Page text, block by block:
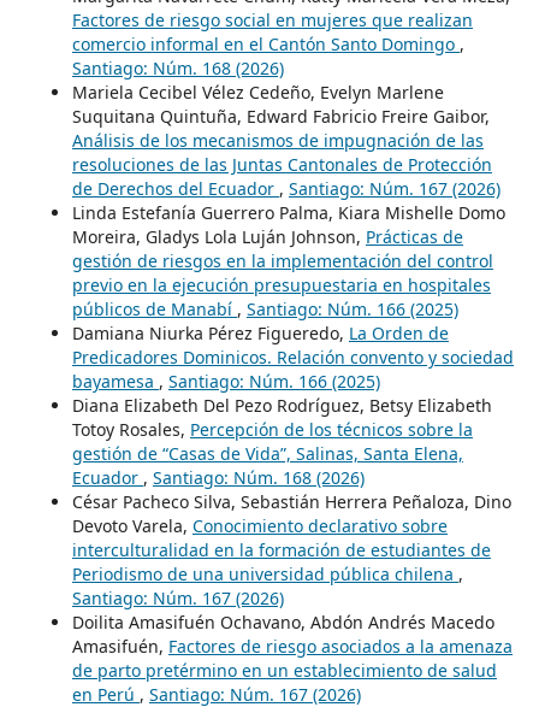
Factores de riesgo social en mujeres que realizan
comercio informal en el Cantón Santo Domingo ,
Santiago: Núm. 168 (2026)
Mariela Cecibel Vélez Cedeño, Evelyn Marlene
Suquitana Quintuña, Edward Fabricio Freire Gaibor,
Análisis de los mecanismos de impugnación de las
resoluciones de las Juntas Cantonales de Protección
de Derechos del Ecuador , Santiago: Núm. 167 (2026)
Linda Estefanía Guerrero Palma, Kiara Mishelle Domo
Moreira, Gladys Lola Luján Johnson, Prácticas de
gestión de riesgos en la implementación del control
previo en la ejecución presupuestaria en hospitales
públicos de Manabí , Santiago: Núm. 166 (2025)
Damiana Niurka Pérez Figueredo, La Orden de
Predicadores Dominicos. Relación convento y sociedad
bayamesa , Santiago: Núm. 166 (2025)
Diana Elizabeth Del Pezo Rodríguez, Betsy Elizabeth
Totoy Rosales, Percepción de los técnicos sobre la
gestión de “Casas de Vida”, Salinas, Santa Elena,
Ecuador , Santiago: Núm. 168 (2026)
César Pacheco Silva, Sebastián Herrera Peñaloza, Dino
Devoto Varela, Conocimiento declarativo sobre
interculturalidad en la formación de estudiantes de
Periodismo de una universidad pública chilena ,
Santiago: Núm. 167 (2026)
Doilita Amasifuén Ochavano, Abdón Andrés Macedo
Amasifuén, Factores de riesgo asociados a la amenaza
de parto pretérmino en un establecimiento de salud
en Perú , Santiago: Núm. 167 (2026)